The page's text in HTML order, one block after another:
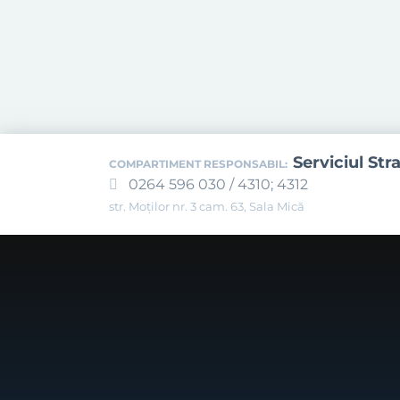
COMPARTIMENT RESPONSABIL: Serviciul
0264 596 030 / 4310; 4312
str. Moților nr. 3 cam. 63, Sala Mică